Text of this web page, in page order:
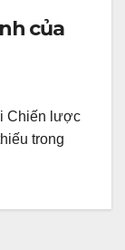
của
Chiến lược
trong